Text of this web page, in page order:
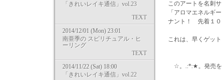
「きれいレイキ通信」vol.23
TEXT
2014/12/01 (Mon) 23:01
南亜季の スピリチュアル・ヒ
ーリング
TEXT
2014/11/22 (Sat) 18:00
「きれいレイキ通信」vol.22
このアートを名刺
「アロマエネルギ
ナント！ 先着１０
これは、早くゲッ
☆。.:*:★。発売を